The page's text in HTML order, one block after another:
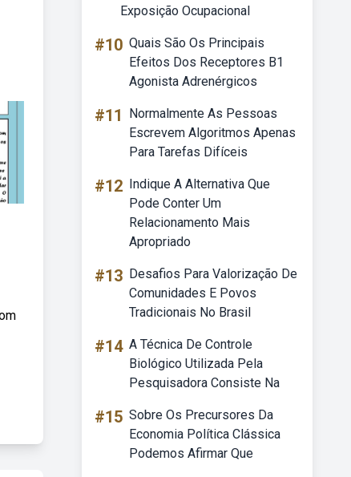
Exposição Ocupacional
#10 Quais São Os Principais
Efeitos Dos Receptores B1
Agonista Adrenérgicos
#11
Normalmente As Pessoas
Escrevem Algoritmos Apenas
Para Tarefas Difíceis
#12 Indique A Alternativa Que
Pode Conter Um
Relacionamento Mais
Apropriado
#13 Desafios Para Valorização De
Comunidades E Povos
Tradicionais No Brasil
#14 A Técnica De Controle
Biológico Utilizada Pela
Pesquisadora Consiste Na
#15 Sobre Os Precursores Da
Economia Política Clássica
Podemos Afirmar Que